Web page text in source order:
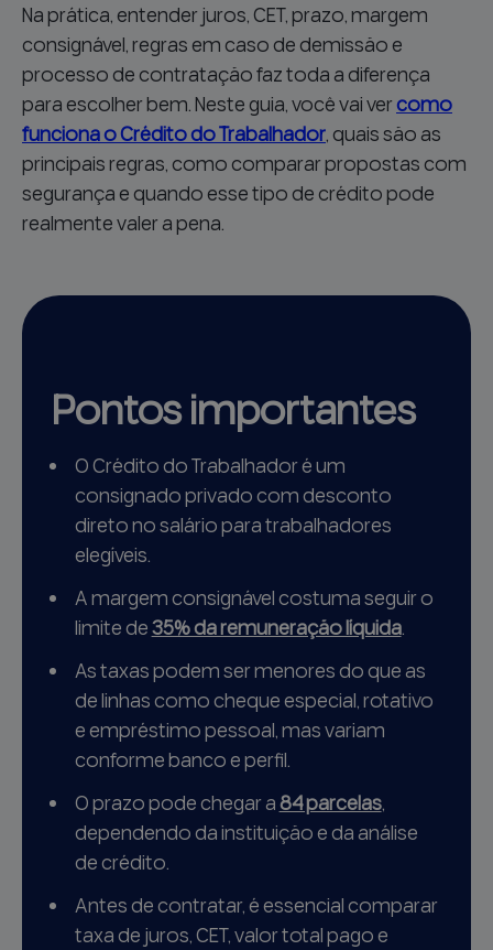
Na prática, entender juros, CET, prazo, margem
consignável, regras em caso de demissão e
processo de contratação faz toda a diferença
para escolher bem. Neste guia, você vai vercomo
funciona o Crédito do Trabalhador, quais são as
principais regras, como comparar propostas com
segurança e quando esse tipo de crédito pode
realmente valer a pena.
Pontos importantes
O Crédito do Trabalhador é um
consignado privado com desconto
direto no salário para trabalhadores
elegíveis.
A margem consignável costuma seguir o
limite de35% da remuneração líquida.
As taxas podem ser menores do que as
de linhas como cheque especial, rotativo
e empréstimo pessoal, mas variam
conforme banco e perfil.
O prazo pode chegar a84 parcelas,
dependendo da instituição e da análise
de crédito.
Antes de contratar, é essencial comparar
taxa de juros, CET, valor total pago e